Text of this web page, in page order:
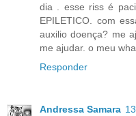
dia . esse riss é
EPILETICO. com
auxilio doença? me
me ajudar. o meu
Responder
Andressa Samara